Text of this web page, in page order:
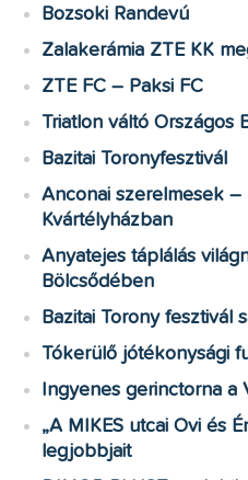
Bozsoki Randevú
Zalakerámia ZTE KK
ZTE FC – Paksi FC
Triatlon váltó Országos
Bazitai Toronyfesztivál
Anconai szerelmesek –
Kvártélyházban
Anyatejes táplálás
Bölcsődében
Bazitai Torony fesztivál
Tókerülő jótékonysági
Ingyenes gerinctorna a
„A MIKES utcai Ovi és
legjobbjait